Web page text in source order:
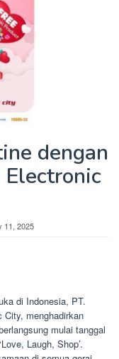
dengan
11, 2025
di Indonesia, PT.
menghadirkan
mulai tanggal
Laugh, Shop’.